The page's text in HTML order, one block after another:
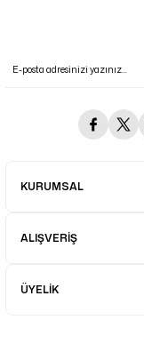
KURUMSAL
ALIŞVERİŞ
ÜYELİK